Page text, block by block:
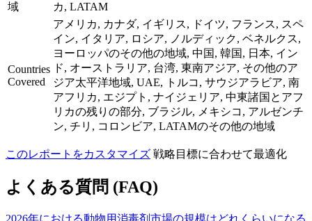
域
カ, LATAM
Countries
Covered
アメリカ, カナダ, イギリス, ドイツ, フランス, スペ
イン, イタリア, ロシア, ノルディック, ベネルクス,
ヨーロッパのその他の地域, 中国, 韓国, 日本, イン
ド, オーストラリア, 台湾, 東南アジア, その他のア
ジア太平洋地域, UAE, トルコ, サウジアラビア, 南
アフリカ, エジプト, ナイジェリア, 中東諸国とアフ
リカの残りの部分, ブラジル, メキシコ, アルゼンチ
ン, チリ, コロンビア, LATAMのその他の地域
このレポートをカスタマイズ 戦略目標に合わせて最適化
よくある質問 (FAQ)
2026年における動物用消毒剤市場の規模はどれくらいになる